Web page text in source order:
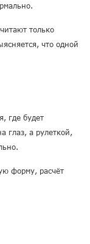
только
что одной
где будет
глаз, а рулеткой,
форму, расчёт